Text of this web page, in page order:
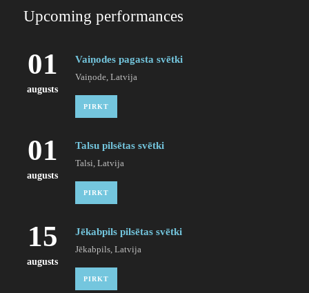
Upcoming performances
01
augusts
Vaiņodes pagasta svētki
Vaiņode, Latvija
PIRKT
01
augusts
Talsu pilsētas svētki
Talsi, Latvija
PIRKT
15
augusts
Jēkabpils pilsētas svētki
Jēkabpils, Latvija
PIRKT